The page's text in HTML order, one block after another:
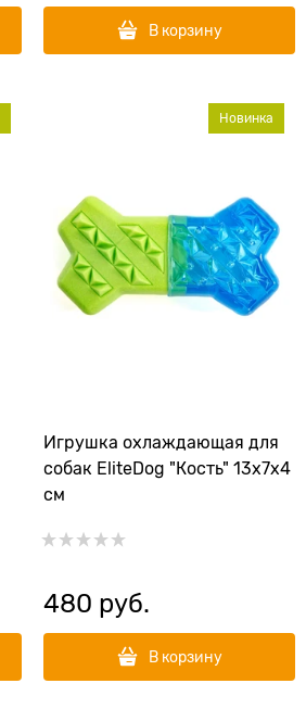
В корзину
Игрушка охлаждающая для
собак EliteDog "Кость" 13х7х4
см
Новинка
480 руб.
В корзину